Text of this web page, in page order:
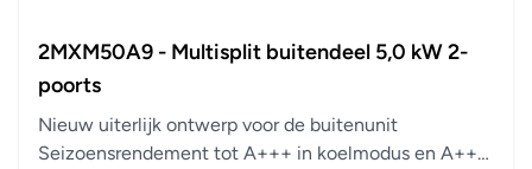
2MXM50A9 - Multisplit buitendeel 5,0 kW 2-
poorts
Nieuw uiterlijk ontwerp voor de buitenunit
Seizoensrendement tot A+++ in koelmodus en A++